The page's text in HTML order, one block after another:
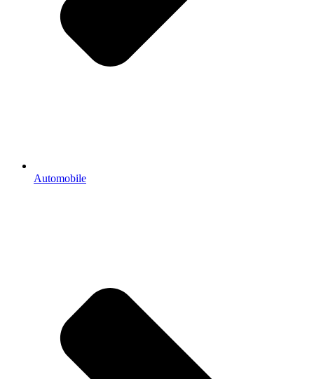
Automobile